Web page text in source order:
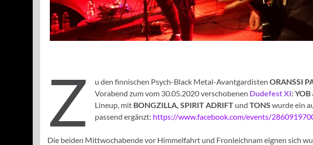
Z u den finnischen Psych-Black Metal-AvantgardistenORANSSI
Vorabend zum vom 30.05.2020 verschobenen Dudefest XI: YOB
Lineup, mit BONGZILLA, SPIRIT ADRIFT undTONS wurde ein
passend ergänzt: https://www.facebook.com/events/
Die beiden Mittwochabende vor Himmelfahrt und Fronleichnam eignen sich